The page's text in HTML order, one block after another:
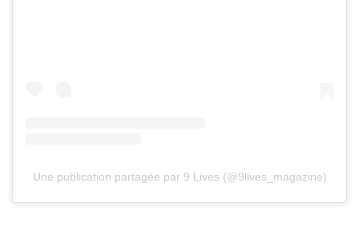
Une publication partagée par 9 Lives (@9lives_magazine)